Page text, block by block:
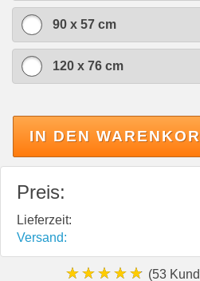
90 x 57 cm
120 x 76 cm
IN DEN
Preis:
Lieferzeit:
Versand:
★★★★★ (53